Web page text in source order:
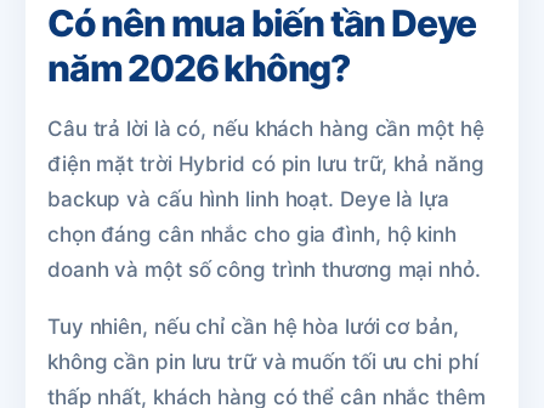
Có nên mua biến tần Deye
năm 2026 không?
Câu trả lời là có, nếu khách hàng cần một hệ
điện mặt trời Hybrid có pin lưu trữ, khả năng
backup và cấu hình linh hoạt. Deye là lựa
chọn đáng cân nhắc cho gia đình, hộ kinh
doanh và một số công trình thương mại nhỏ.
Tuy nhiên, nếu chỉ cần hệ hòa lưới cơ bản,
không cần pin lưu trữ và muốn tối ưu chi phí
thấp nhất, khách hàng có thể cân nhắc thêm